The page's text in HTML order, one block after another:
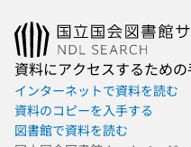
資料にアクセスするため
インターネットで資料を読む
資料のコピーを入手する
図書館で資料を読む